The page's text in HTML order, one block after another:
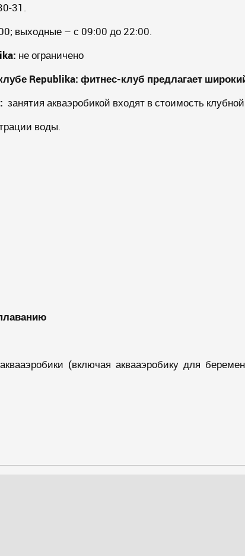
31.
выходные – с 09:00 до 22:00.
: не ограничено
Republika: фитнес-клуб предлагает
: занятия акваэробикой входят в стоимость
воды.
(включая аквааэробику для